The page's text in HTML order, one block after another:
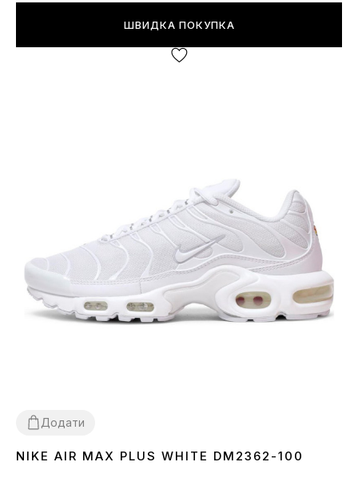
ШВИДКА ПОКУПКА
Додати
3637 38 39 404142 434445
NIKE AIR MAX PLUS WHITE DM2362-100